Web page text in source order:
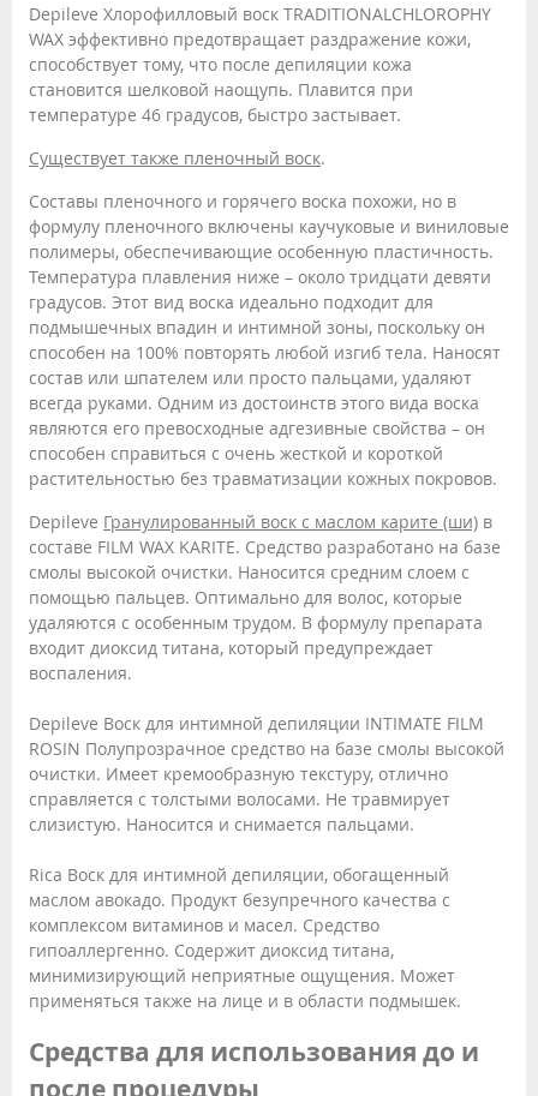
Depileve Хлорофилловый воск TRADITIONALCHLOROPHY
WAX эффективно предотвращает раздражение кожи,
способствует тому, что после депиляции кожа
становится шелковой наощупь. Плавится при
температуре 46 градусов, быстро застывает.
Существует также пленочный воск.
Составы пленочного и горячего воска похожи, но в
формулу пленочного включены каучуковые и виниловые
полимеры, обеспечивающие особенную пластичность.
Температура плавления ниже – около тридцати девяти
градусов. Этот вид воска идеально подходит для
подмышечных впадин и интимной зоны, поскольку он
способен на 100% повторять любой изгиб тела. Наносят
состав или шпателем или просто пальцами, удаляют
всегда руками. Одним из достоинств этого вида воска
являются его превосходные адгезивные свойства – он
способен справиться с очень жесткой и короткой
растительностью без травматизации кожных покровов.
Depileve Гранулированный воск с маслом карите (ши) в
составе FILM WAX KARITE. Средство разработано на базе
смолы высокой очистки. Наносится средним слоем с
помощью пальцев. Оптимально для волос, которые
удаляются с особенным трудом. В формулу препарата
входит диоксид титана, который предупреждает
воспаления.
Depileve Воск для интимной депиляции INTIMATE FILM
ROSIN Полупрозрачное средство на базе смолы высокой
очистки. Имеет кремообразную текстуру, отлично
справляется с толстыми волосами. Не травмирует
слизистую. Наносится и снимается пальцами.
Rica Воск для интимной депиляции, обогащенный
маслом авокадо. Продукт безупречного качества с
комплексом витаминов и масел. Средство
гипоаллергенно. Содержит диоксид титана,
минимизирующий неприятные ощущения. Может
применяться также на лице и в области подмышек.
Средства для использования до и